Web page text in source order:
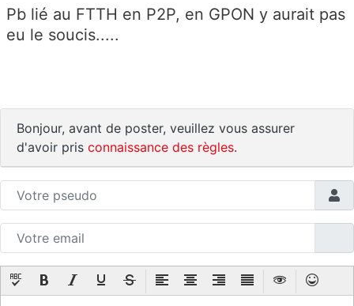
Pb lié au FTTH en P2P, en GPON y aurait pas
eu le soucis.....
Bonjour, avant de poster, veuillez vous assurer
d'avoir pris connaissance des règles.